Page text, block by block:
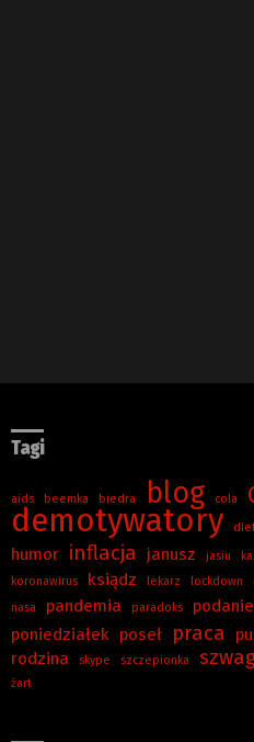
Tagi
aids beemka biedra blog cola
demotywatory
humor inflacja janusz jasiu
koronawirus ksiądz lekarz lockdown
nasa pandemia paradoks podanie
poniedziałek poseł praca
rodzina skype szczepionka
żart